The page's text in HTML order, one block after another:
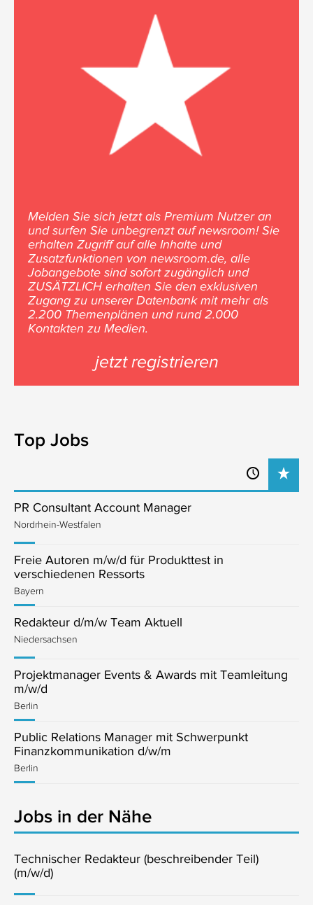
Melden Sie sich jetzt als Premium Nutzer an
und surfen Sie unbegrenzt auf newsroom! Sie
erhalten Zugriff auf alle Inhalte und
Zusatzfunktionen von newsroom.de, alle
Jobangebote sind sofort zugänglich und
ZUSÄTZLICH erhalten Sie den exklusiven
Zugang zu unserer Datenbank mit mehr als
2.200 Themenplänen und rund 2.000
Kontakten zu Medien.
jetzt registrieren
Top Jobs
PR Consultant Account Manager
Nordrhein-Westfalen
Freie Autoren m/w/d für Produkttest in
verschiedenen Ressorts
Bayern
Redakteur d/m/w Team Aktuell
Niedersachsen
Projektmanager Events & Awards mit Teamleitung
m/w/d
Berlin
Public Relations Manager mit Schwerpunkt
Finanzkommunikation d/w/m
Berlin
Jobs in der Nähe
Technischer Redakteur (beschreibender Teil)
(m/w/d)